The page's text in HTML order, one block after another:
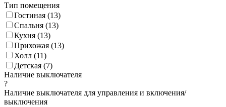
Тип помещения
Гостиная (13)
Спальня (13)
Кухня (13)
Прихожая (13)
Холл (11)
Детская (7)
Наличие выключателя
?
Наличие выключателя для управления и включения/
выключения